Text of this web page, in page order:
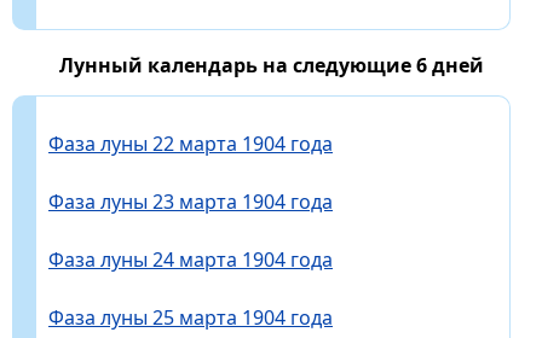
Лунный календарь на следующие 6 дней
Фаза луны 22 марта 1904 года
Фаза луны 23 марта 1904 года
Фаза луны 24 марта 1904 года
Фаза луны 25 марта 1904 года